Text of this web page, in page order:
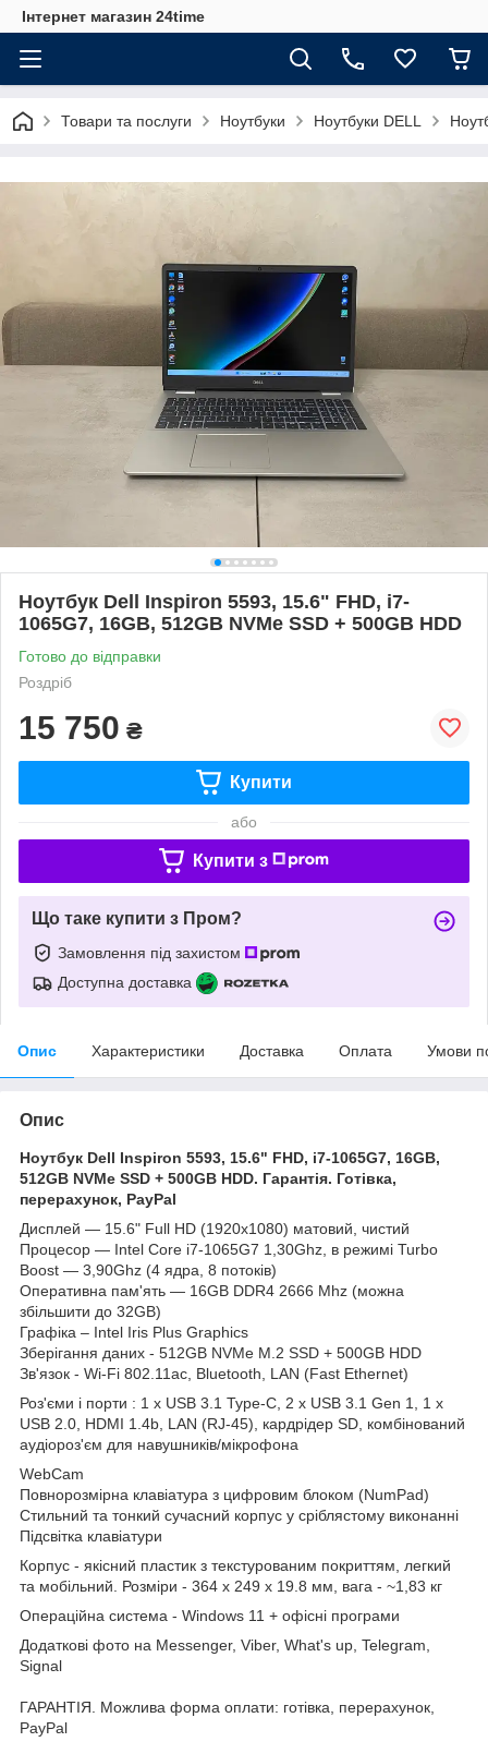
Інтернет магазин 24time
Товари та послуги Ноутбуки Ноутбуки DELL
Ноутбук Dell Inspiron 5593, 15.6" FHD, i7-
1065G7, 16GB, 512GB NVMe SSD + 500GB HDD
Готово до відправки
Роздріб
15 750 ₴
Купити
або
Купити з
Що таке купити з Пром?
Замовлення під захистом
Доступна доставка
Опис Характеристики Доставка Оплата Умови
Опис
Ноутбук Dell Inspiron 5593, 15.6" FHD, i7-1065G7, 16GB,
512GB NVMe SSD + 500GB HDD. Гарантія. Готівка,
перерахунок, PayPal
Дисплей — 15.6" Full HD (1920х1080) матовий, чистий
Процесор ― Intel Core i7-1065G7 1,30Ghz, в режимі Turbo
Boost ― 3,90Ghz (4 ядра, 8 потоків)
Оперативна пам'ять ― 16GB DDR4 2666 Mhz (можна
збільшити до 32GB)
Графіка – Intel Iris Plus Graphics
Зберігання даних - 512GB NVMe M.2 SSD + 500GB HDD
Зв'язок - Wi-Fi 802.11ac, Bluetooth, LAN (Fast Ethernet)
Роз'єми і порти : 1 x USB 3.1 Type-C, 2 x USB 3.1 Gen 1, 1 x
USB 2.0, HDMI 1.4b, LAN (RJ-45), кардрідер SD, комбінований
аудіороз'єм для навушників/мікрофона
WebCam
Повнорозмірна клавіатура з цифровим блоком (NumPad)
Стильний та тонкий сучасний корпус у сріблястому виконанні
Підсвітка клавіатури
Корпус - якісний пластик з текстурованим покриттям, легкий
та мобільний. Розміри - 364 x 249 x 19.8 мм, вага - ~1,83 кг
Операційна система - Windows 11 + офісні програми
Додаткові фото на Messenger, Viber, What's up, Telegram,
Signal
ГАРАНТІЯ. Можлива форма оплати: готівка, пеpерахунок,
PayPal